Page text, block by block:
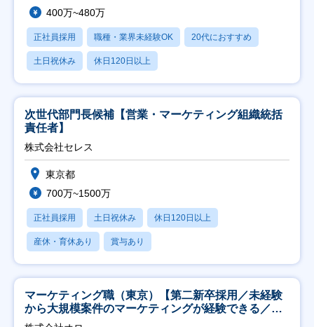
400万~480万
正社員採用 職種・業界未経験OK 20代におすすめ
土日祝休み 休日120日以上
次世代部門長候補【営業・マーケティング組織統括
責任者】
株式会社セレス
東京都
700万~1500万
正社員採用 土日祝休み 休日120日以上
産休・育休あり 賞与あり
マーケティング職（東京）【第二新卒採用／未経験
から大規模案件のマーケティングが経験できる／研
修充実】